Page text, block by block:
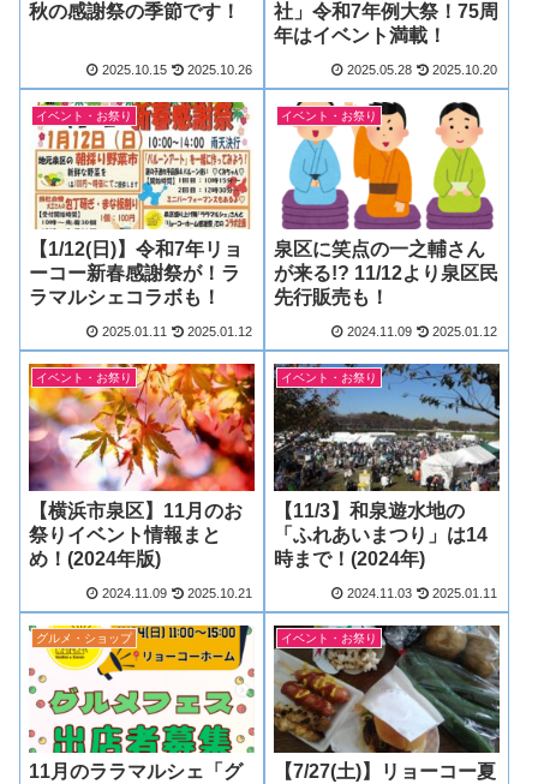
秋の感謝祭の季節です！
2025.10.15 2025.10.26
社」令和7年例大祭！75周
年はイベント満載！
2025.05.28 2025.10.20
イベント・お祭り
【1/12(日)】令和7年リョ
ーコー新春感謝祭が！ラ
ラマルシェコラボも！
2025.01.11 2025.01.12
イベント・お祭り
泉区に笑点の一之輔さん
が来る!? 11/12より泉区民
先行販売も！
2024.11.09 2025.01.12
イベント・お祭り
【横浜市泉区】11月のお
祭りイベント情報まと
め！(2024年版)
2024.11.09 2025.10.21
イベント・お祭り
【11/3】和泉遊水地の
「ふれあいまつり」は14
時まで！(2024年)
2024.11.03 2025.01.11
グルメ・ショップ
11月のララマルシェ「グ
イベント・お祭り
【7/27(土)】リョーコー夏